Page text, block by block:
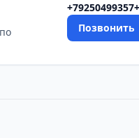
+79250499357
Позвонить